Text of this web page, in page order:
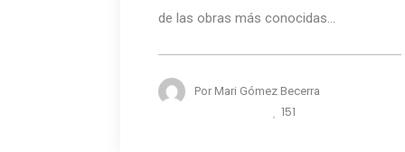
de las obras más conocidas...
Por Mari Gómez Becerra
151